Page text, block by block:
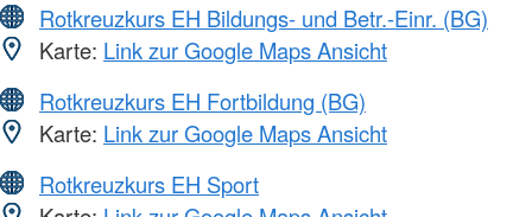
Rotkreuzkurs EH Bildungs- und Betr.-Einr. (BG)
Karte: Link zur Google Maps Ansicht
Rotkreuzkurs EH Fortbildung (BG)
Karte: Link zur Google Maps Ansicht
Rotkreuzkurs EH Sport